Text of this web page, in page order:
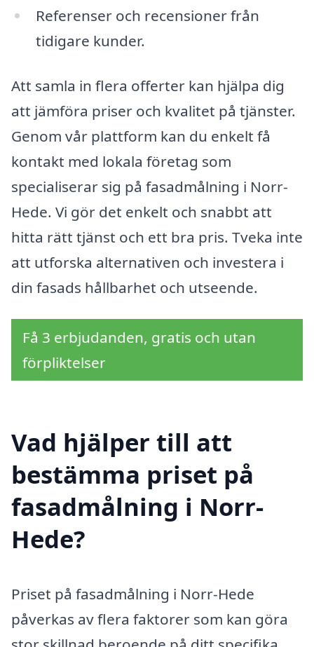
Referenser och recensioner från
tidigare kunder.
Att samla in flera offerter kan hjälpa dig
att jämföra priser och kvalitet på tjänster.
Genom vår plattform kan du enkelt få
kontakt med lokala företag som
specialiserar sig på fasadmålning i Norr-
Hede. Vi gör det enkelt och snabbt att
hitta rätt tjänst och ett bra pris. Tveka inte
att utforska alternativen och investera i
din fasads hållbarhet och utseende.
Få 3 erbjudanden, gratis och utan
förpliktelser
Vad hjälper till att
bestämma priset på
fasadmålning i Norr-
Hede?
Priset på fasadmålning i Norr-Hede
påverkas av flera faktorer som kan göra